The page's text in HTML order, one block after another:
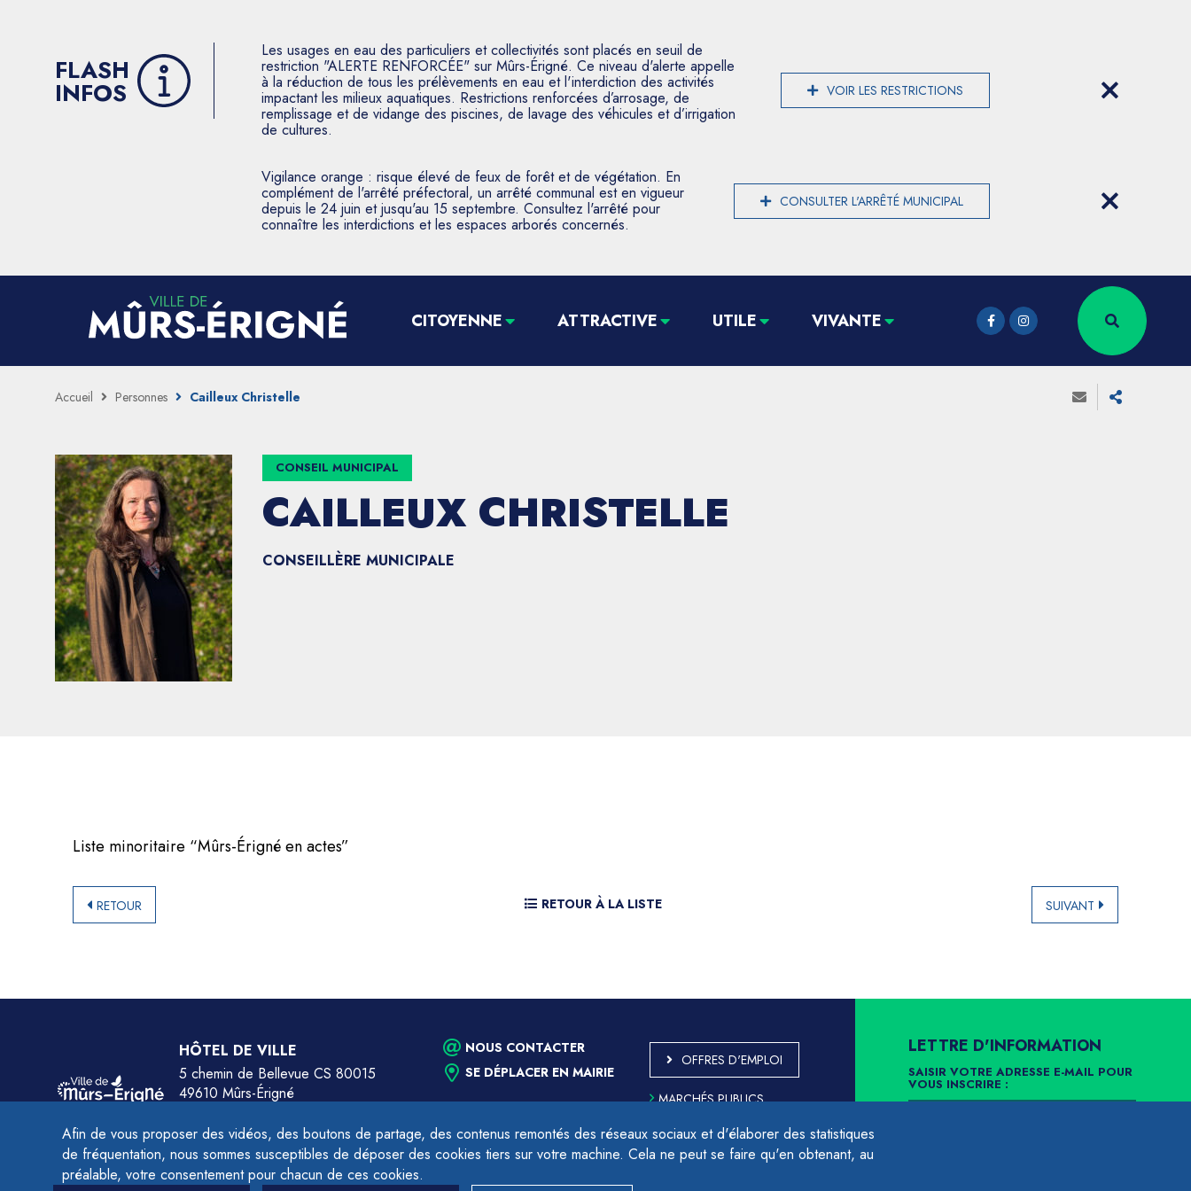
Afin de vous proposer des vidéos, des boutons de partage, des contenus remontés des réseaux sociaux et d'élaborer des statistiques
de fréquentation, nous sommes susceptibles de déposer des cookies tiers sur votre machine. Cela ne peut se faire qu'en obtenant, au
préalable, votre consentement pour chacun de ces cookies.
FLASH
INFOS
Les usages en eau des particuliers et collectivités sont placés en seuil de
restriction "ALERTE RENFORCÉE" sur Mûrs-Érigné. Ce niveau d'alerte appelle
à la réduction de tous les prélèvements en eau et l'interdiction des activités
impactant les milieux aquatiques. Restrictions renforcées d’arrosage, de
remplissage et de vidange des piscines, de lavage des véhicules et d’irrigation
de cultures.
VOIR LES RESTRICTIONS
Vigilance orange : risque élevé de feux de forêt et de végétation. En
complément de l'arrêté préfectoral, un arrêté communal est en vigueur
depuis le 24 juin et jusqu'au 15 septembre. Consultez l'arrêté pour
connaître les interdictions et les espaces arborés concernés.
CONSULTER L'ARRÊTÉ MUNICIPAL
CITOYENNE ATTRACTIVE UTILE VIVANTE
Accueil Personnes Cailleux Christelle
CONSEIL MUNICIPAL
CAILLEUX CHRISTELLE
CONSEILLÈRE MUNICIPALE
Liste minoritaire “Mûrs-Érigné en actes”
RETOUR RETOUR À LA LISTE SUIVANT
HÔTEL DE VILLE
5 chemin de Bellevue CS 80015
49610 Mûrs-Érigné
Du lundi au jeudi de 9h à 12h et de 14h à 17h.
Le vendredi de 9h à 12h et de 14h à 16h.
NOUS CONTACTER
SE DÉPLACER EN MAIRIE
OFFRES D'EMPLOI
MARCHÉS PUBLICS
CONFORME
PLAN DU SITE
LETTRE D'INFORMATION
SAISIR VOTRE ADRESSE E-MAIL POUR
VOUS INSCRIRE :